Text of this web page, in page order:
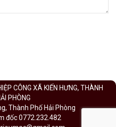
CÔNG XÃ KIẾN HƯNG, THÀNH
PHÒNG
Thành Phố Hải Phòng
đốc 0772.232.482